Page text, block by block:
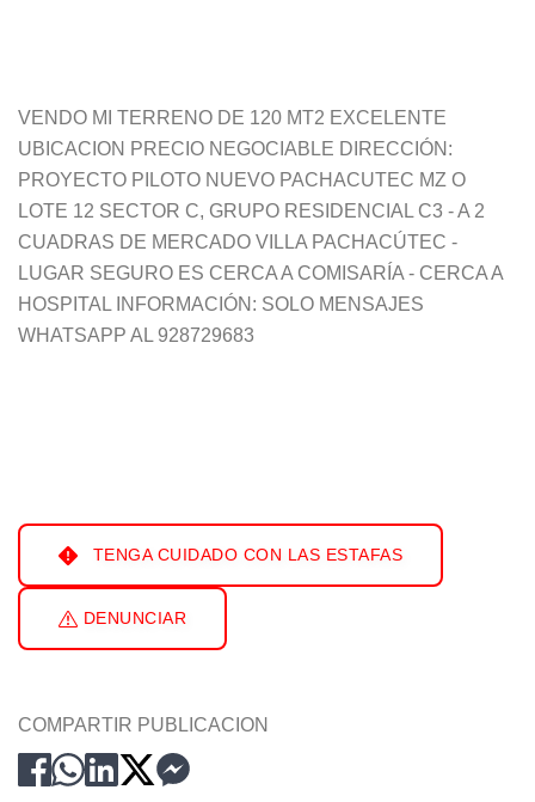
VENDO MI TERRENO DE 120 MT2 EXCELENTE
UBICACION PRECIO NEGOCIABLE DIRECCIÓN:
PROYECTO PILOTO NUEVO PACHACUTEC MZ O
LOTE 12 SECTOR C, GRUPO RESIDENCIAL C3 - A 2
CUADRAS DE MERCADO VILLA PACHACÚTEC -
LUGAR SEGURO ES CERCA A COMISARÍA - CERCA A
HOSPITAL INFORMACIÓN: SOLO MENSAJES
WHATSAPP AL 928729683
TENGA CUIDADO CON LAS ESTAFAS
DENUNCIAR
COMPARTIR PUBLICACION